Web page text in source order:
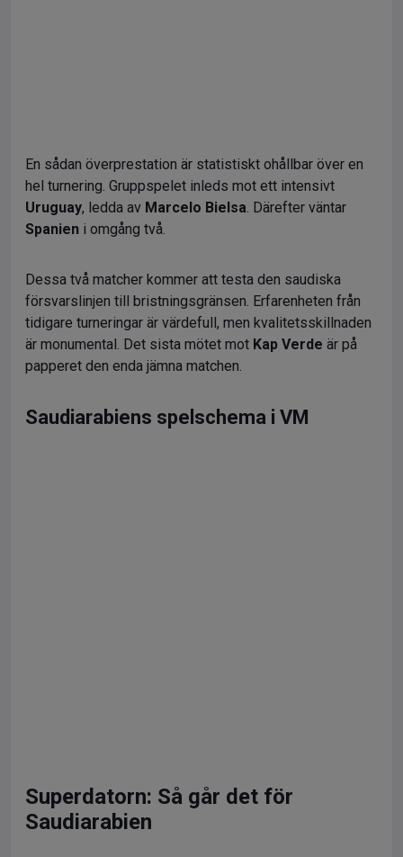
En sådan överprestation är statistiskt ohållbar över en
hel turnering. Gruppspelet inleds mot ett intensivt
Uruguay, ledda av Marcelo Bielsa. Därefter väntar
Spanien i omgång två.
Dessa två matcher kommer att testa den saudiska
försvarslinjen till bristningsgränsen. Erfarenheten från
tidigare turneringar är värdefull, men kvalitetsskillnaden
är monumental. Det sista mötet mot Kap Verde är på
papperet den enda jämna matchen.
Saudiarabiens spelschema i VM
Superdatorn: Så går det för
Saudiarabien